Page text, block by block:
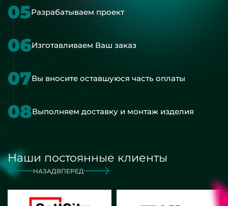
05Разрабатываем проект
06Изготавливаем Ваш заказ
07Вы вносите оставшуюся часть оплаты
08Выполняем доставку и монтаж изделия
Наши постоянные клиенты
НАЗАД ВПЕРЕД